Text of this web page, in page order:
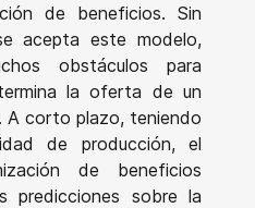
de beneficios. Sin
acepta este modelo,
obstáculos para
la oferta de un
A corto plazo, teniendo
de producción, el
de beneficios
predicciones sobre la